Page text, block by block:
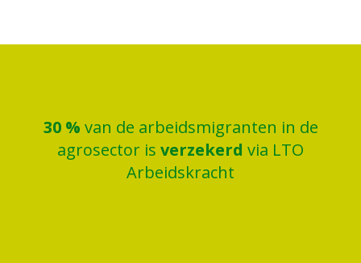
30 % van de arbeidsmigranten in de
agrosector is verzekerd via LTO
Arbeidskracht